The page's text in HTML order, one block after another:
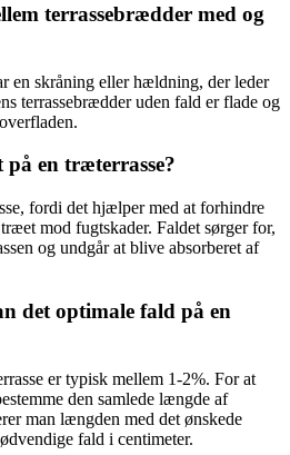
terrassebrædder med og
en skråning eller hældning, der leder
terrassebrædder uden fald er flade og
en træterrasse?
fordi det hjælper med at forhindre
mod fugtskader. Faldet sørger for,
og undgår at blive absorberet af
det optimale fald på en
er typisk mellem 1-2%. For at
den samlede længde af
man længden med det ønskede
fald i centimeter.